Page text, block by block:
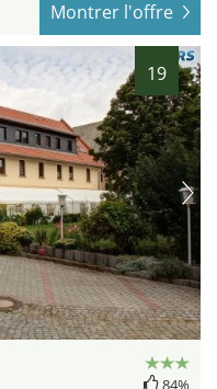
Montrer l'offre
19
84%